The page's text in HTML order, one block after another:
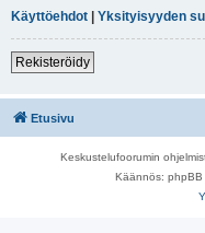
Käyttöehdot | Yksityisyyden
Rekisteröidy
Etusivu
Keskustelufoorumin
Käännös: phpBB